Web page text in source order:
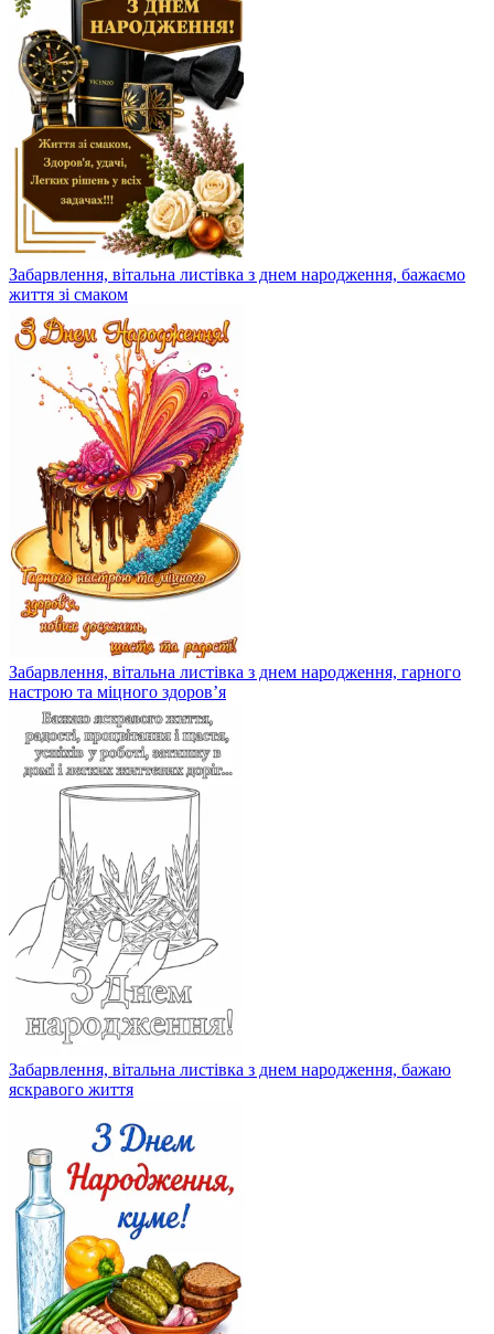
Забарвлення, вітальна листівка з днем ​​народження, бажаємо
життя зі смаком
Забарвлення, вітальна листівка з днем ​​народження, гарного
настрою та міцного здоров’я
Забарвлення, вітальна листівка з днем ​​народження, бажаю
яскравого життя